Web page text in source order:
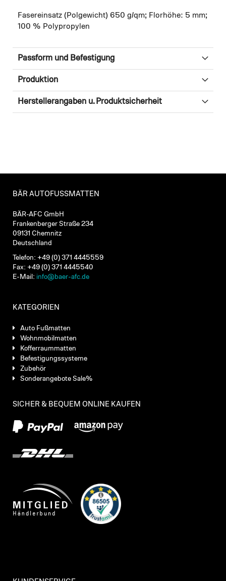
Fasereinsatz (Polgewicht) 650 g/qm; Florhöhe: 5 mm;
100 % Polypropylen
Passform und Befestigung
Produktion
Herstellerangaben u. Produktsicherheit
BÄR AUTOFUSSMATTEN
BÄR-AFC GmbH
Frankenberger Straße 234
09131 Chemnitz
Deutschland
Telefon: +49 (0) 371 4445559
Fax: +49 (0) 371 4445540
E-Mail: info@baer-afc.de
KATEGORIEN
Auto Fußmatten
Wohnmobilmatten
Kofferraummatten
Befestigungssysteme
Zubehör
Sonderangebote Sale%
SICHER & BEQUEM ONLINE KAUFEN